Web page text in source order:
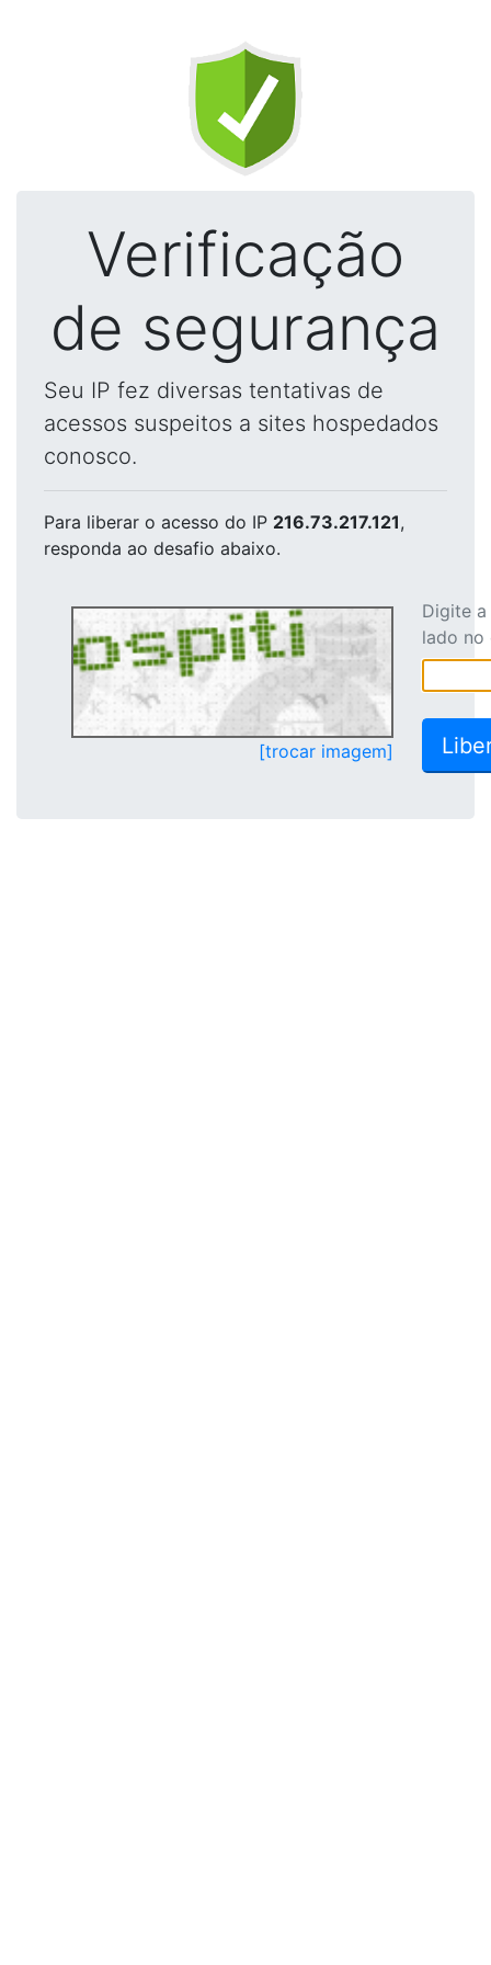
Verificação
de segurança
Seu IP fez diversas tentativas de
acessos suspeitos a sites hospedados
conosco.
Para liberar o acesso do IP 216.73.217.121,
responda ao desafio abaixo.
[trocar imagem]
Digite
lado no